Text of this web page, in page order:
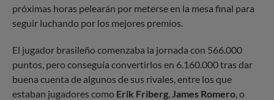
próximas horas pelearán por meterse en la mesa final para
seguir luchando por los mejores premios.
El jugador brasileño comenzaba la jornada con 566.000
puntos, pero conseguía convertirlos en 6.160.000 tras dar
buena cuenta de algunos de sus rivales, entre los que
estaban jugadores como Erik Friberg James Romero , o